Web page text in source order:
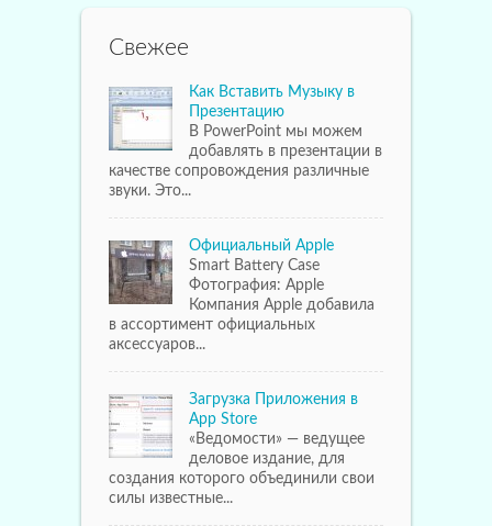
Свежее
Как Вставить Музыку в
Презентацию
В PowerPoint мы можем
добавлять в презентации в
качестве сопровождения различные
звуки. Это...
Официальный Apple
Smart Battery Case
Фотография: Apple
Компания Apple добавила
в ассортимент официальных
аксессуаров...
Загрузка Приложения в
App Store
«Ведомости» — ведущее
деловое издание, для
создания которого объединили свои
силы известные...